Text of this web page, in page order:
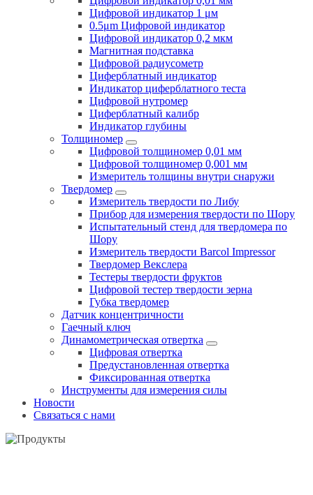
Цифровой индикатор 1 μм
0.5μm Цифровой индикатор
Цифровой индикатор 0,2 мкм
Магнитная подставка
Цифровой радиусометр
Циферблатный индикатор
Индикатор циферблатного теста
Цифровой нутромер
Циферблатный калибр
Индикатор глубины
Толщиномер
Цифровой толщиномер 0,01 мм
Цифровой толщиномер 0,001 мм
Измеритель толщины внутри снаружи
Твердомер
Измеритель твердости по Либу
Прибор для измерения твердости по Шору
Испытательный стенд для твердомера по
Шору
Измеритель твердости Barcol Impressor
Твердомер Векслера
Тестеры твердости фруктов
Цифровой тестер твердости зерна
Губка твердомер
Датчик концентричности
Гаечный ключ
Динамометрическая отвертка
Цифровая отвертка
Предустановленная отвертка
Фиксированная отвертка
Инструменты для измерения силы
Новости
Связаться с нами